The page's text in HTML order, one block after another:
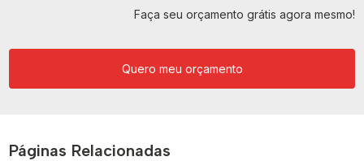
Faça seu orçamento grátis agora mesmo!
Quero meu orçamento
Páginas Relacionadas